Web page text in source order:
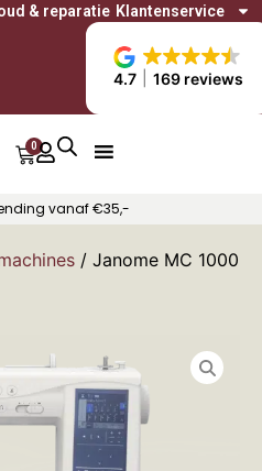
4.7 169 reviews
& reparatie Klantenservice
0
vanaf €35,-
/ Janome MC 1000